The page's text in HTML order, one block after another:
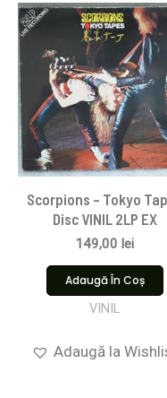
Scorpions ‎– Tokyo
Disc VINIL 2LP EX
149,00 lei
Adaugă În Coș
VINIL
Adaugă la